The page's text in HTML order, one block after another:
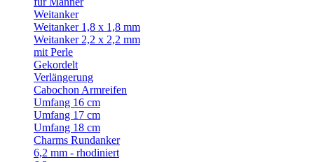
Weitanker
Weitanker 1,8 x 1,8 mm
Weitanker 2,2 x 2,2 mm
mit Perle
Gekordelt
Verlängerung
Cabochon Armreifen
Umfang 16 cm
Umfang 17 cm
Umfang 18 cm
Charms Rundanker
6,2 mm - rhodiniert